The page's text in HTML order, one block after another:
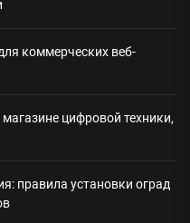
коммерческих веб-
цифровой техники,
правила установки оград